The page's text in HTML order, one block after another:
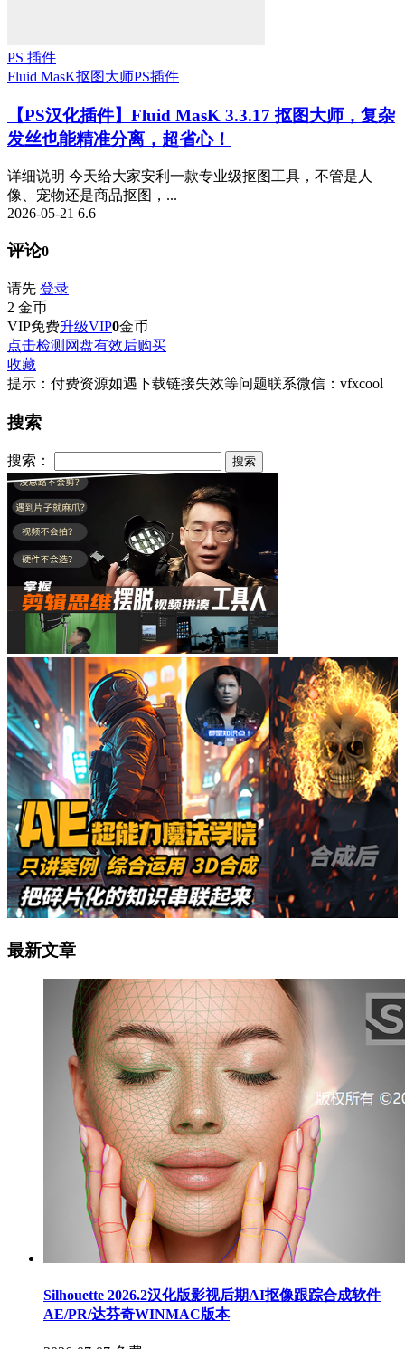
PS 插件
Fluid MasK抠图大师PS插件
【PS汉化插件】Fluid MasK 3.3.17 抠图大师，复杂
发丝也能精准分离，超省心！
详细说明 今天给大家安利一款专业级抠图工具，不管是人
像、宠物还是商品抠图，...
2026-05-21 6.6
评论0
请先 登录
2 金币
VIP免费升级VIP0金币
点击检测网盘有效后购买
收藏
提示：付费资源如遇下载链接失效等问题联系微信：vfxcool
搜索
搜索：
最新文章
Silhouette 2026.2汉化版影视后期AI抠像跟踪合成软件
AE/PR/达芬奇WINMAC版本